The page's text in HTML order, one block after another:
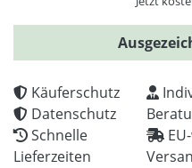
Käuferschutz
Datenschutz
Schnelle
Lieferzeiten